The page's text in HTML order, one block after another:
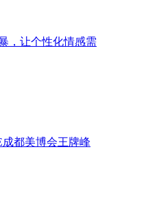
，让个性化情感需
成都美博会王牌峰